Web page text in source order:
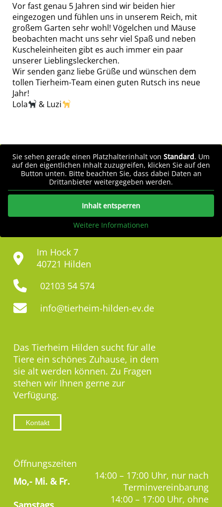
Vor fast genau 5 Jahren sind wir beiden hier
eingezogen und fühlen uns in unserem Reich, mit
großem Garten sehr wohl! Vögelchen und Mäuse
beobachten macht uns sehr viel Spaß und neben
Kuscheleinheiten gibt es auch immer ein paar
unserer Lieblingsleckerchen.
Wir senden ganz liebe Grüße und wünschen dem
tollen Tierheim-Team einen guten Rutsch ins neue
Jahr!
Lola
& Luzi
Sie sehen gerade einen Platzhalterinhalt von Standard. Um
auf den eigentlichen Inhalt zuzugreifen, klicken Sie auf den
Button unten. Bitte beachten Sie, dass dabei Daten an
Drittanbieter weitergegeben werden.
Inhalt entsperren
Weitere Informationen
Im Hock 7
40721 Hilden
02103 54 574
info@tierheim-hilden-ev.de
Das Tierheim Hilden sucht für alle
Tiere ein schönes Zuhause, in dem
sie alt werden können. Zu Fragen
stehen wir Ihnen gerne zur
Verfügung.
Kontakt
Öffnungszeiten
Mo,- Mi. & Fr.
14:00 – 17:00 Uhr, nur nach
Terminvereinbarung
14:00 – 17:00 Uhr, ohne